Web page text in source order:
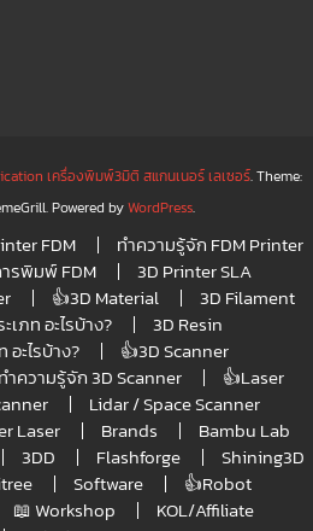
เครื่องพิมพ์3มิติ สแกนเนอร์ เลเซอร์. Theme:
Powered byWordPress.
FDM
ทำความรู้จัก FDM Printer
รพิมพ์ FDM
3D Printer SLA
👍3D Material
3D Filament
ภท อะไรบ้าง?
3D Resin
อะไรบ้าง?
👍3D Scanner
ทำความรู้จัก 3D Scanner
👍Laser
Lidar / Space Scanner
Laser
Brands
Bambu Lab
3DD Flashforge
Shining3D
Software
👍Robot
📖 Workshop
KOL/Affiliate